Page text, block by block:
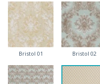
Bristol 01 Bristol 02